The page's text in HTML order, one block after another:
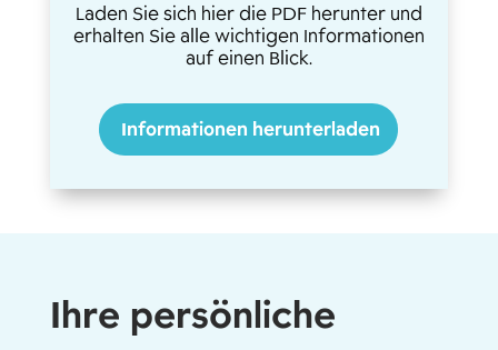
Laden Sie sich hier die PDF herunter und
erhalten Sie alle wichtigen Informationen
auf einen Blick.
Informationen herunterladen
Ihre persönliche